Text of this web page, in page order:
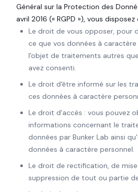
Général sur la Protection des
avril 2016 (« RGPD »), vous
Le droit de vous opposer, pour
ce que vos données à
l'objet de traitements autres
avez consenti.
Le droit d'être informé sur les
ces données à caractère
Le droit d'accès : vous pouvez
informations concernant le
données par Bunker Lab ainsi
données à caractère personnel.
Le droit de rectification, de
suppression de tout ou partie